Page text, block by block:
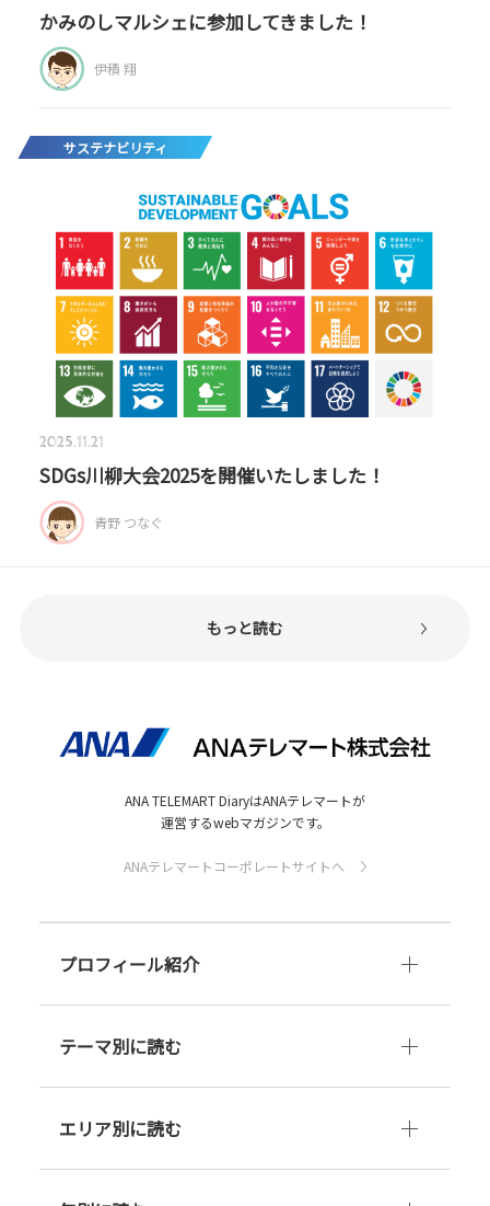
かみのしマルシェに参加してきました！
伊積 翔
サステナビリティ
2025.11.21
SDGs川柳大会2025を開催いたしました！
青野 つなぐ
もっと読む
ANA TELEMART DiaryはANAテレマートが
運営するwebマガジンです。
ANAテレマートコーポレートサイトへ
プロフィール紹介
テーマ別に読む
エリア別に読む